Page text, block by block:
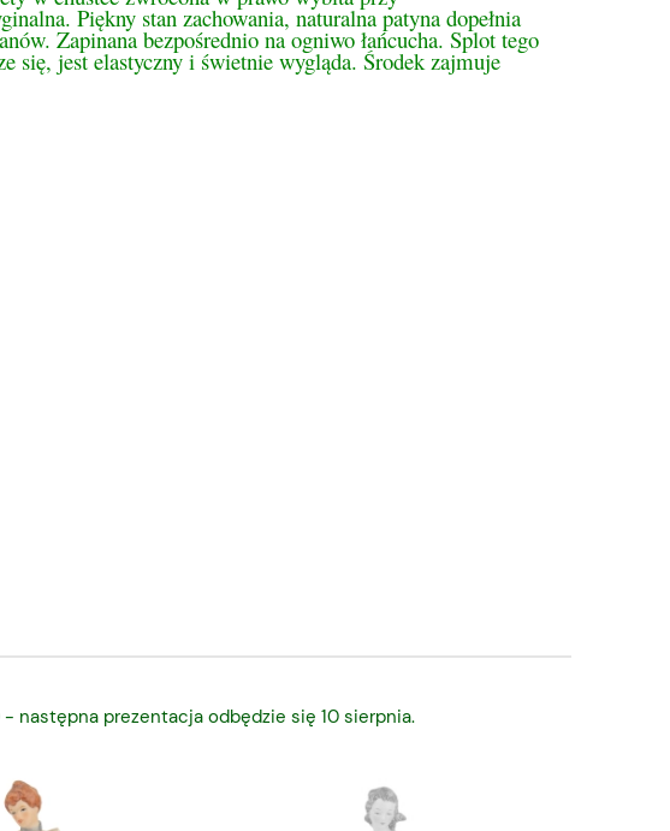
Piękny stan zachowania, naturalna patyna dopełnia
Zapinana bezpośrednio na ogniwo łańcucha. Splot tego
się, jest elastyczny i świetnie wygląda. Środek zajmuje
następna prezentacja odbędzie się 10 sierpnia.